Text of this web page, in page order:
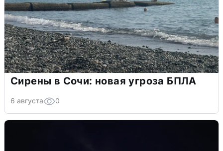
Сирены в Сочи: новая угроза БПЛА
6 августа 0